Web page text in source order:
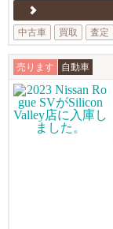
中古車
買取 査定
売ります 自動車